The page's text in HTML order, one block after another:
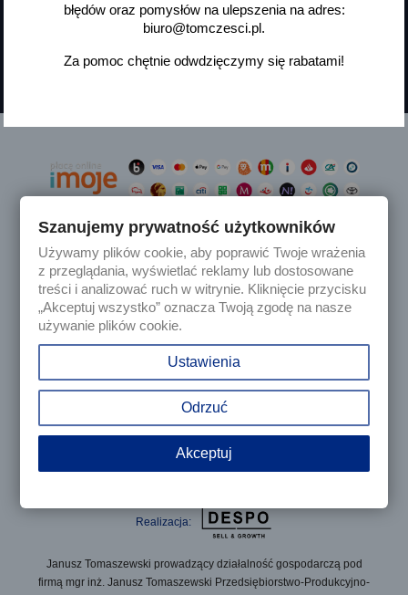
Wyrażam zgodę na otrzymywanie
informacji handlowej drogą elektroniczną
elektronicznej, na podany przeze mnie w tym
Produkty 
Nasza firma 
© 2025 - Sklep internetowy Tomczesci.pl. Wszelkie prawa
Realizacja:
Janusz Tomaszewski prowadzący działalność gospodarczą pod
firmą mgr inż. Janusz Tomaszewski Przedsiębiorstwo-Produkcyjno-
Szanujemy prywatność użytkowników
Używamy plików cookie, aby poprawić Twoje wrażenia
z przeglądania, wyświetlać reklamy lub dostosowane
treści i analizować ruch w witrynie. Kliknięcie przycisku
„Akceptuj wszystko” oznacza Twoją zgodę na nasze
używanie plików cookie.
Ustawienia
Odrzuć
Akceptuj
błędów oraz pomysłów na ulepszenia na adres:
biuro@tomczesci.pl.
Za pomoc chętnie odwdzięczymy się rabatami!